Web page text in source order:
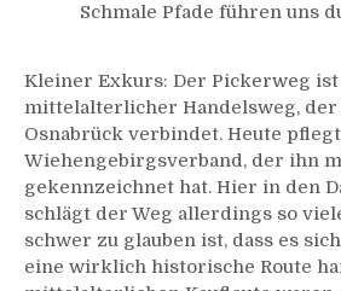
Schmale Pfade führen uns
Kleiner Exkurs: Der Pickerweg
mittelalterlicher Handelsweg,
Osnabrück verbindet. Heute
Wiehengebirgsverband, der ihn
gekennzeichnet hat. Hier in den
schlägt der Weg allerdings so
schwer zu glauben ist, dass es
eine wirklich historische Route